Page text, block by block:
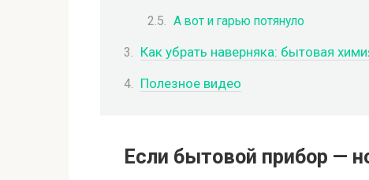
А вот и гарью потянуло
Как убрать наверняка: бытовая
Полезное видео
Если бытовой прибор —